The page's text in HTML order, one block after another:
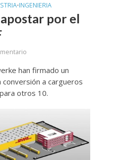
•INGENIERIA
por el
han firmado un
a cargueros
otros 10.